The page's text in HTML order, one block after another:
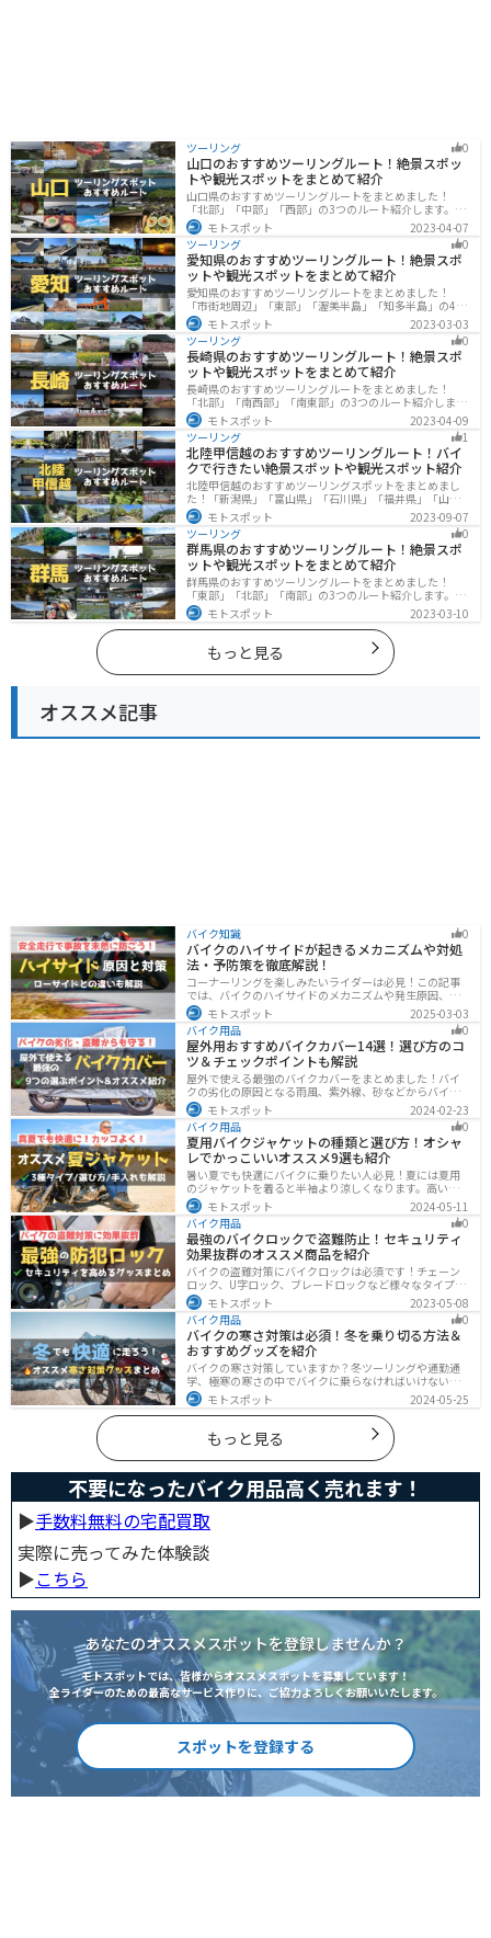
ツーリング 0
山口のおすすめツーリングルート！絶景スポッ
トや観光スポットをまとめて紹介
山口県のおすすめツーリングルートをまとめました！
「北部」「中部」「西部」の3つのルート紹介します。美
しい海岸線や山々を楽しむことができます。バイクで山
口県にツーリングに行く際は参考にしてください。
モトスポット
2023-04-07
ツーリング
0
愛知県のおすすめツーリングルート！絶景スポ
ットや観光スポットをまとめて紹介
愛知県のおすすめツーリングルートをまとめました！
「市街地周辺」「東部」「渥美半島」「知多半島」の4つ
のルート紹介します。名古屋周辺の栄えたスポットから
山、海、美術館なども多数あり、自然・歴史・文化を満
喫するツーリングができます。バイクで愛知県にツーリ
ングに行く際は参考にしてください。
モトスポット
2023-03-03
ツーリング
0
長崎県のおすすめツーリングルート！絶景スポ
ットや観光スポットをまとめて紹介
長崎県のおすすめツーリングルートをまとめました！
「北部」「南西部」「南東部」の3つのルート紹介しま
す。国際色豊かな街並みや世界遺産、絶景ポイントが数
多く存在し、様々な楽しみ方ができます。バイクで長崎
県にツーリングに行く際は参考にしてください。
モトスポット
2023-04-09
ツーリング
1
北陸甲信越のおすすめツーリングルート！バイ
クで行きたい絶景スポットや観光スポット紹介
北陸甲信越のおすすめツーリングスポットをまとめまし
た！「新潟県」「富山県」「石川県」「福井県」「山梨
県」「長野県」の各県の観光地紹介します。自然豊かな
山々や湖、温泉地が点在し、四季折々の景色を楽しめる
スポットが多数あります。バイクで北陸甲信越にツーリ
ングに行く際は参考にしてください。
モトスポット
2023-09-07
ツーリング
0
群馬県のおすすめツーリングルート！絶景スポ
ットや観光スポットをまとめて紹介
群馬県のおすすめツーリングルートをまとめました！
「東部」「北部」「南部」の3つのルート紹介します。草
津温泉や伊香保温泉など全国でも有名な温泉や豊かな自
然を満喫するツーリングができます。バイクで群馬県に
ツーリングに行く際は参考にしてください。
モトスポット 2023-03-10
もっと見る
オススメ記事
バイク知識 0
バイクのハイサイドが起きるメカニズムや対処
法・予防策を徹底解説！
コーナーリングを楽しみたいライダーは必見！この記事
では、バイクのハイサイドのメカニズムや発生原因、対
処法、予防策を解説しています。実は、バイクのハイサ
イドは危険な現象ですが、正しい知識と対策で防ぐこと
が可能です。この記事を読めば、ハイサイドのリスクを
減らせます。
モトスポット
2025-03-03
バイク用品
0
屋外用おすすめバイクカバー14選！選び方のコ
ツ＆チェックポイントも解説
屋外で使える最強のバイクカバーをまとめました！バイ
クの劣化の原因となる雨風、紫外線、砂などからバイク
を守ることはもちろん、盗難やいたずら対策にもなりま
す。バイクカバーの選び方からオススメまでまとめまし
たので、カバーを探している人はぜひ参考にしてくださ
い。
モトスポット
2024-02-23
バイク用品
0
夏用バイクジャケットの種類と選び方！オシャ
レでかっこいいオススメ9選も紹介
暑い夏でも快適にバイクに乗りたい人必見！夏には夏用
のジャケットを着ると半袖より涼しくなります。高い透
湿性のフルメッシュ素材やハーフメッシュはもちろん、
デザイン性に優れたテキスタイルジャケットもあるの
で、カッコよくバイクに乗りたい人でも使える装備があ
ります。
モトスポット
2024-05-11
バイク用品
0
最強のバイクロックで盗難防止！セキュリティ
効果抜群のオススメ商品を紹介
バイクの盗難対策にバイクロックは必須です！チェーン
ロック、U字ロック、ブレードロックなど様々なタイプが
あるので自分の用途に合った使いやすいものを選びまし
ょう。この記事ではバイクロックの種類と特徴、それぞ
れ最強の商品を紹介します。
モトスポット
2023-05-08
バイク用品
0
バイクの寒さ対策は必須！冬を乗り切る方法＆
おすすめグッズを紹介
バイクの寒さ対策していますか？冬ツーリングや通勤通
学、極寒の寒さの中でバイクに乗らなければいけない時
でも快適に乗る方法をまとめました！オススメの寒さ対
策グッズも紹介しているので、これで寒い冬でも快適に
バイクに乗りましょう！
モトスポット 2024-05-25
もっと見る
不要になったバイク用品高く売れます！
▶︎手数料無料の宅配買取
実際に売ってみた体験談
▶︎こちら
あなたのオススメスポットを登録しませんか？
モトスポットでは、皆様からオススメスポットを募集しています！
全ライダーのための最高なサービス作りに、ご協力よろしくお願いいたします。
スポットを登録する